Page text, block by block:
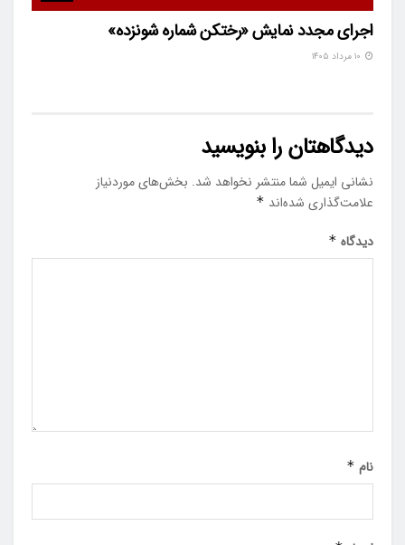
اجرای مجدد نمایش «رختکن شماره شونزده»
دیدگاهتان را بنویسید
نشانی ایمیل شما منتشر نخواهد شد. بخش‌های موردنیاز
علامت‌گذاری شده‌اند *
دیدگاه *
نام *